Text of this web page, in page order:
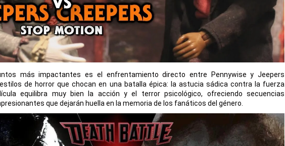
más impactantes es el enfrentamiento directo entre Pennywise y Jeepers
de horror que chocan en una batalla épica: la astucia sádica contra la fuerza
equilibra muy bien la acción y el terror psicológico, ofreciendo secuencias
que dejarán huella en la memoria de los fanáticos del género.